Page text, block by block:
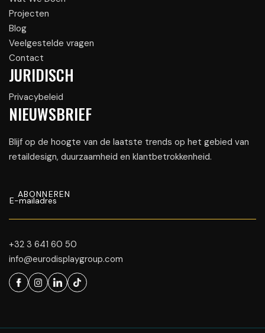
NIEUWSBRIEF
Blijf op de hoogte van de laatste trends op het gebied van
retaildesign, duurzaamheid en klantbetrokkenheid.
+32 3 641 60 50
info@eurodisplaygroup.com
Projecten
Blog
Veelgestelde vragen
Contact
JURIDISCH
Privacybeleid